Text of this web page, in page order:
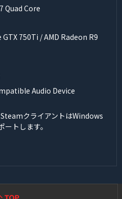
Quad Core
750Ti / AMD Radeon R9
Audio Device
クライアントはWindows
トします。